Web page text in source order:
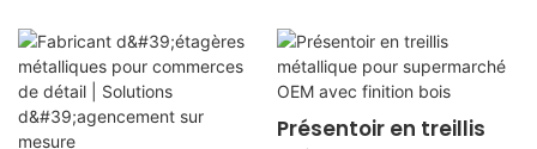
Présentoir en treillis